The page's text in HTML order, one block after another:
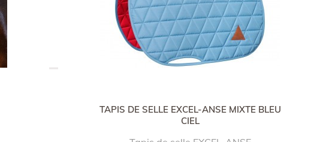
TAPIS DE SELLE EXCEL-ANSE MIXTE BLEU
CIEL